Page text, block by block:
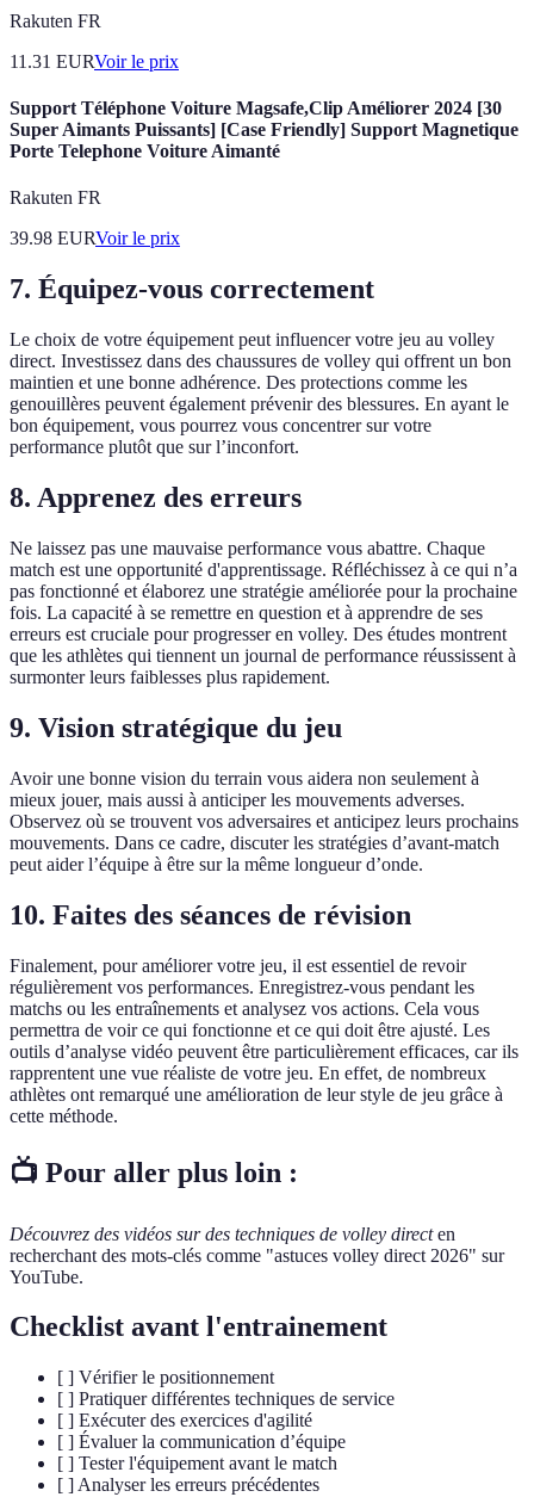
Rakuten FR
11.31 EURVoir le prix
Support Téléphone Voiture Magsafe,Clip Améliorer 2024 [30
Super Aimants Puissants] [Case Friendly] Support Magnetique
Porte Telephone Voiture Aimanté
Rakuten FR
39.98 EURVoir le prix
7. Équipez-vous correctement
Le choix de votre équipement peut influencer votre jeu au volley
direct. Investissez dans des chaussures de volley qui offrent un bon
maintien et une bonne adhérence. Des protections comme les
genouillères peuvent également prévenir des blessures. En ayant le
bon équipement, vous pourrez vous concentrer sur votre
performance plutôt que sur l’inconfort.
8. Apprenez des erreurs
Ne laissez pas une mauvaise performance vous abattre. Chaque
match est une opportunité d'apprentissage. Réfléchissez à ce qui n’a
pas fonctionné et élaborez une stratégie améliorée pour la prochaine
fois. La capacité à se remettre en question et à apprendre de ses
erreurs est cruciale pour progresser en volley. Des études montrent
que les athlètes qui tiennent un journal de performance réussissent à
surmonter leurs faiblesses plus rapidement.
9. Vision stratégique du jeu
Avoir une bonne vision du terrain vous aidera non seulement à
mieux jouer, mais aussi à anticiper les mouvements adverses.
Observez où se trouvent vos adversaires et anticipez leurs prochains
mouvements. Dans ce cadre, discuter les stratégies d’avant-match
peut aider l’équipe à être sur la même longueur d’onde.
10. Faites des séances de révision
Finalement, pour améliorer votre jeu, il est essentiel de revoir
régulièrement vos performances. Enregistrez-vous pendant les
matchs ou les entraînements et analysez vos actions. Cela vous
permettra de voir ce qui fonctionne et ce qui doit être ajusté. Les
outils d’analyse vidéo peuvent être particulièrement efficaces, car ils
rapprentent une vue réaliste de votre jeu. En effet, de nombreux
athlètes ont remarqué une amélioration de leur style de jeu grâce à
cette méthode.
📺 Pour aller plus loin :
Découvrez des vidéos sur des techniques de volley directen
recherchant des mots-clés comme "astuces volley direct 2026" sur
YouTube.
Checklist avant l'entrainement
[ ] Vérifier le positionnement
[ ] Pratiquer différentes techniques de service
[ ] Exécuter des exercices d'agilité
[ ] Évaluer la communication d’équipe
[ ] Tester l'équipement avant le match
[ ] Analyser les erreurs précédentes